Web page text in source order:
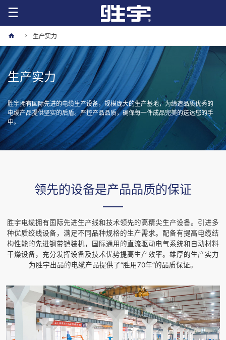
生产实力
生产实力
胜宇拥有国际先进的电缆生产设备，规模庞大的生产基地，为缔造品质优秀的
电缆产品提供坚实的后盾。严控产品品质，确保每一件成品完美的送达您的手
中。
领先的设备是产品品质的保证
胜宇电缆拥有国际先进生产线和技术领先的高精尖生产设备。引进多
种优质绞线设备，满足不同品种规格的生产需求。配备有提高电缆结
构性能的先进钢带铠装机，国际通用的直流驱动电气系统和自动材料
干燥设备，充分发挥设备及技术优势提高生产效率。雄厚的生产实力
为胜宇出品的电缆产品提供了“胜用70年”的品质保证。